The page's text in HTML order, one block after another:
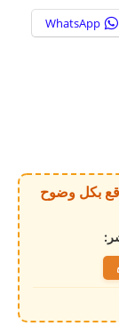
WhatsApp
بكل وضوح